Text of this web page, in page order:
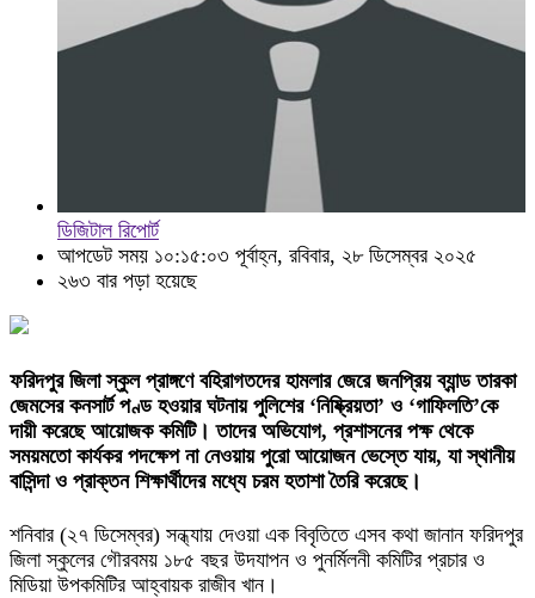
ডিজিটাল রিপোর্ট
আপডেট সময় ১০:১৫:০৩ পূর্বাহ্ন, রবিবার, ২৮ ডিসেম্বর ২০২৫
২৬৩ বার পড়া হয়েছে
ফরিদপুর জিলা স্কুল প্রাঙ্গণে বহিরাগতদের হামলার জেরে জনপ্রিয় ব্যান্ড তারকা
জেমসের কনসার্ট পণ্ড হওয়ার ঘটনায় পুলিশের ‘নিষ্ক্রিয়তা’ ও ‘গাফিলতি’কে
দায়ী করেছে আয়োজক কমিটি। তাদের অভিযোগ, প্রশাসনের পক্ষ থেকে
সময়মতো কার্যকর পদক্ষেপ না নেওয়ায় পুরো আয়োজন ভেস্তে যায়, যা স্থানীয়
বাসিন্দা ও প্রাক্তন শিক্ষার্থীদের মধ্যে চরম হতাশা তৈরি করেছে।
শনিবার (২৭ ডিসেম্বর) সন্ধ্যায় দেওয়া এক বিবৃতিতে এসব কথা জানান ফরিদপুর
জিলা স্কুলের গৌরবময় ১৮৫ বছর উদযাপন ও পুনর্মিলনী কমিটির প্রচার ও
মিডিয়া উপকমিটির আহ্বায়ক রাজীব খান।